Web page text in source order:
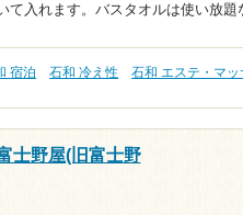
て入れます。バスタオルは使い放
宿泊 石和 冷え性 石和 エステ・マッ
野屋(旧富士野